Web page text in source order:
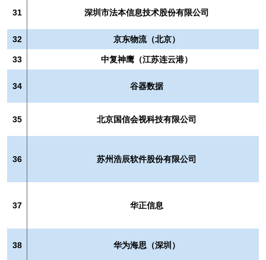
31 深圳市法本信息技术股份有限公司
32 京东物流（北京）
33 中复神鹰（江苏连云港）
34 谷器数据
35 北京国信会视科技有限公司
36 苏州浩辰软件股份有限公司
37 华正信息
38 华为海思（深圳）